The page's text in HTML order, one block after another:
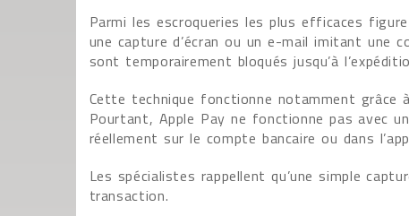
Parmi les escroqueries les plus efficaces
une capture d’écran ou un e-mail imitant
sont temporairement bloqués jusqu’à
Cette technique fonctionne notamment grâce
Pourtant, Apple Pay ne fonctionne pas avec
réellement sur le compte bancaire ou dans
Les spécialistes rappellent qu’une simple
transaction.